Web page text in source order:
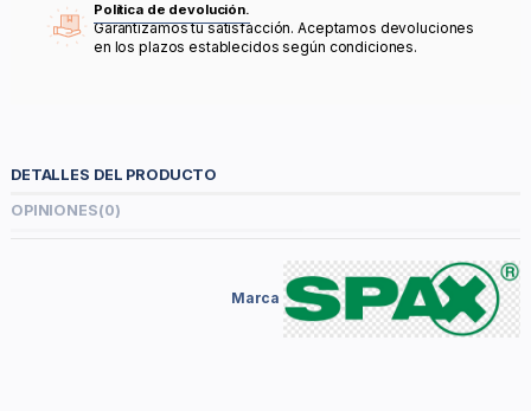
Política de devolución.
Garantizamos tu satisfacción. Aceptamos devoluciones
en los plazos establecidos según condiciones.
DETALLES DEL PRODUCTO
OPINIONES(0)
Marca